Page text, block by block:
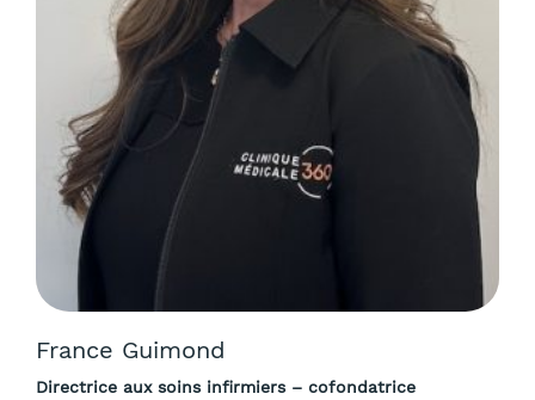
France Guimond
Directrice aux soins infirmiers – cofondatrice